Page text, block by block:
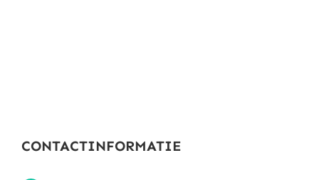
CONTACTINFORMATIE